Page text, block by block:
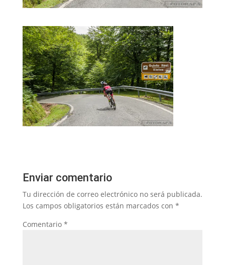
Enviar comentario
Tu dirección de correo electrónico no será publicada.
Los campos obligatorios están marcados con *
Comentario *